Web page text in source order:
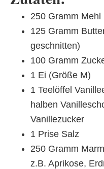
250 Gramm Mehl
125 Gramm
geschnitten)
100 Gramm
1 Ei (Größe M)
1 Teelöffel
halben
Vanillezucker
1 Prise Salz
250 Gramm
z.B. Aprikose,